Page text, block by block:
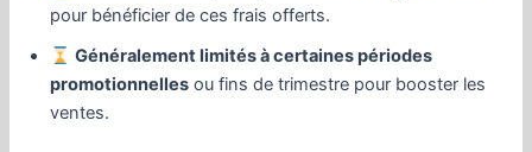
pour bénéficier de ces frais offerts.
Généralement limités à certaines périodes
promotionnelles ou fins de trimestre pour booster les
ventes.